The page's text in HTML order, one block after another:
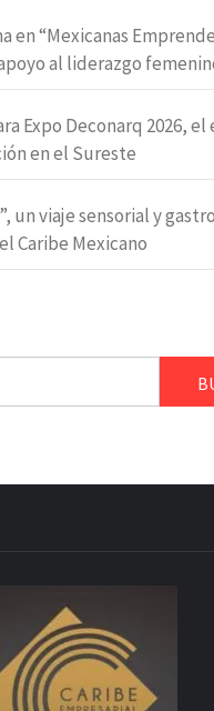
en “Mexicanas
al liderazgo
Expo Deconarq 2026,
en el Sureste
un viaje sensorial y
Caribe Mexicano